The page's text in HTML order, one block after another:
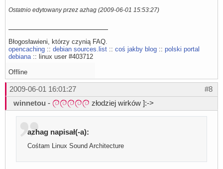
Ostatnio edytowany przez azhag (2009-06-01 15:53:27)
Błogosławieni, którzy czynią FAQ.
opencaching :: debian sources.list :: coś jakby blog :: polski portal
debiana :: linux user #403712
Offline
#8
2009-06-01 16:01:27
winnetou - złodziej wirków ]:->
azhag napisał(-a):
Cośtam Linux Sound Architecture